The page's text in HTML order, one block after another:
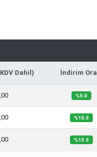
Dahil) İndirim
%5.0
%10.0
%15.0